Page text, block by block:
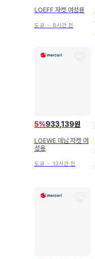
LOEFF 자켓 여성용
도쿄 ・ 8시간 전
5%933,139원
LOEWE 데님 자켓 여
성용
도쿄 ・ 13시간 전